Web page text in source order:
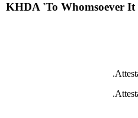
KHDA 'To Whomsoever